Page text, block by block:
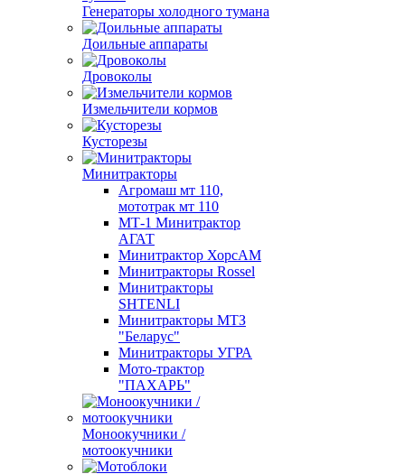
Генераторы холодного тумана
Доильные аппараты
Дровоколы
Измельчители кормов
Кусторезы
Минитракторы
Агромаш мт 110,
мототрак мт 110
МТ-1 Минитрактор
АГАТ
Минитрактор ХорсАМ
Минитракторы Rossel
Минитракторы
SHTENLI
Минитракторы МТЗ
"Беларус"
Минитракторы УГРА
Мото-трактор
"ПАХАРЬ"
Моноокучники /
мотоокучники